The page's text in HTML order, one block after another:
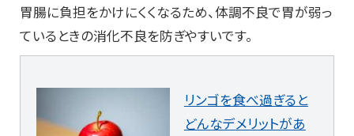
胃腸に負担をかけにくくなるため、体調不良で胃が弱っ
ているときの消化不良を防ぎやすいです。
リンゴを食べ過ぎると
どんなデメリットがあ